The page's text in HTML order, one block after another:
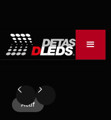
Actif